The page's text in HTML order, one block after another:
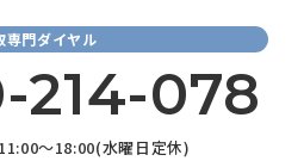
専門ダイヤル
214-078
～18:00(水曜日定休)